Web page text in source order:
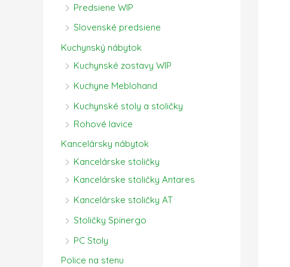
Predsiene WIP
Slovenské predsiene
Kuchynský nábytok
Kuchynské zostavy WIP
Kuchyne Meblohand
Kuchynské stoly a stoličky
Rohové lavice
Kancelársky nábytok
Kancelárske stoličky
Kancelárske stoličky Antares
Kancelárske stoličky AT
Stoličky Spinergo
PC Stoly
Police na stenu